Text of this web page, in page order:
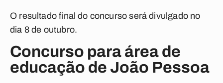
O resultado final do concurso será divulgado no
dia 8 de outubro.
Concurso para área de
educação de João Pessoa